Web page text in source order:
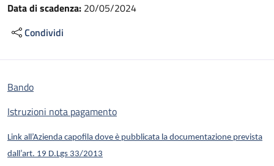
Data di scadenza: 20/05/2024
Condividi
Bando
Istruzioni nota pagamento
Link all’Azienda capofila dove è pubblicata la documentazione prevista
dall’art. 19 D.Lgs 33/2013